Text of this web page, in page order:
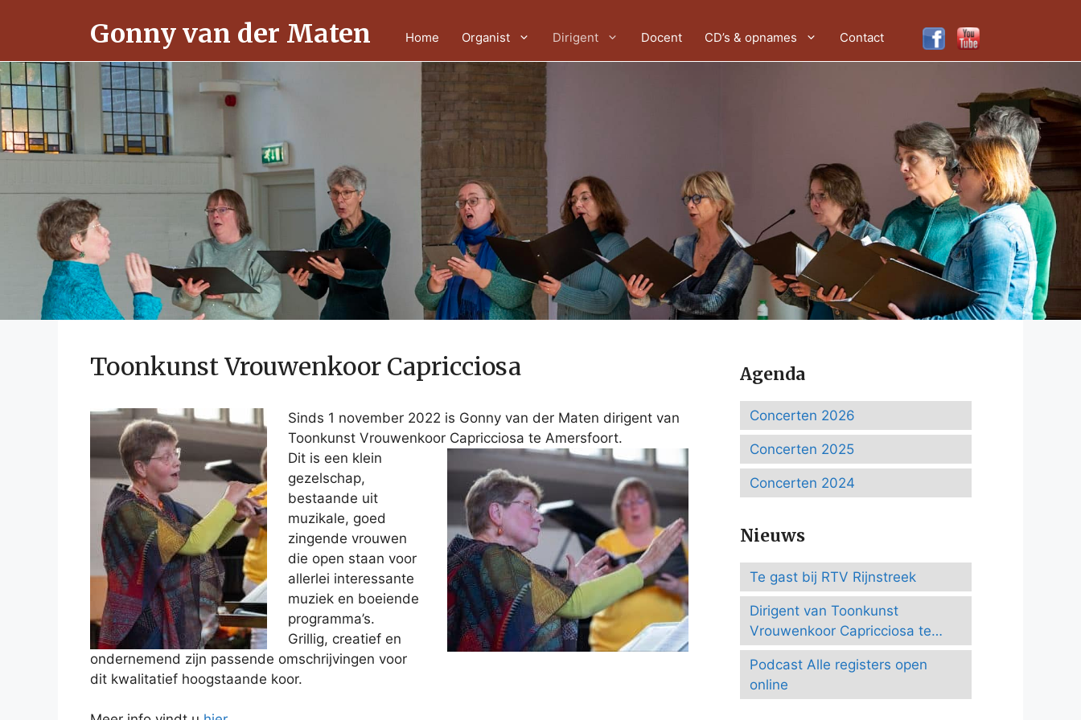
inhoud
Gonny van der Maten Home Organist Dirigent Docent CD’s & opnames Contact
Toonkunst Vrouwenkoor Capricciosa
Sinds 1 november 2022 is Gonny van der Maten dirigent van
Toonkunst Vrouwenkoor Capricciosa te Amersfoort.
Dit is een klein
gezelschap,
bestaande uit
muzikale, goed
zingende vrouwen
die open staan voor
allerlei interessante
muziek en boeiende
programma’s.
Grillig, creatief en
ondernemend zijn passende omschrijvingen voor
dit kwalitatief hoogstaande koor.
Agenda
Concerten 2026
Concerten 2025
Concerten 2024
Nieuws
Te gast bij RTV Rijnstreek
Dirigent van Toonkunst
Vrouwenkoor Capricciosa te
Amersfoort
Podcast Alle registers open
online